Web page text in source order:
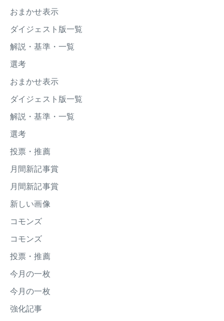
おまかせ表示
ダイジェスト版一覧
解説・基準・一覧
選考
おまかせ表示
ダイジェスト版一覧
解説・基準・一覧
選考
投票・推薦
月間新記事賞
月間新記事賞
新しい画像
コモンズ
コモンズ
投票・推薦
今月の一枚
今月の一枚
強化記事